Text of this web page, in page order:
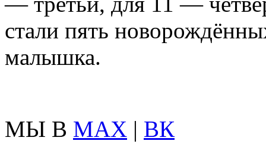
стали пять
малышка.
МЫ В MAX | ВК